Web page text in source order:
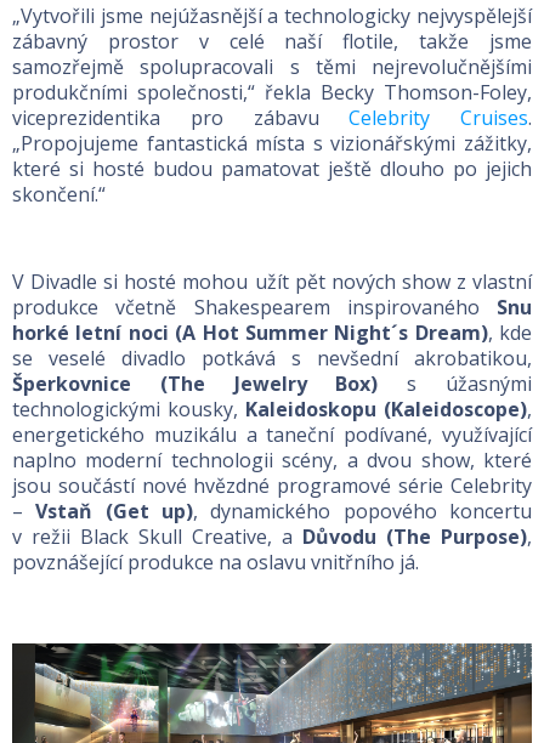
„Vytvořili jsme nejúžasnější a technologicky nejvyspělejší
zábavný prostor v celé naší flotile, takže jsme
samozřejmě spolupracovali s těmi nejrevolučnějšími
produkčními společnosti,“ řekla Becky Thomson-Foley,
viceprezidentika pro zábavuCelebrity Cruises.
„Propojujeme fantastická místa s vizionářskými zážitky,
které si hosté budou pamatovat ještě dlouho po jejich
skončení.“
V Divadle si hosté mohou užít pět nových show z vlastní
produkce včetně Shakespearem inspirovaného Snu
horké letní noci (A Hot Summer Night´s Dream), kde
se veselé divadlo potkává s nevšední akrobatikou,
Šperkovnice (The Jewelry Box)s úžasnými
technologickými kousky, Kaleidoskopu (Kaleidoscope),
energetického muzikálu a taneční podívané, využívající
naplno moderní technologii scény, a dvou show, které
jsou součástí nové hvězdné programové série Celebrity
–Vstaň (Get up), dynamického popového koncertu
v režii Black Skull Creative, a Důvodu (The Purpose),
povznášející produkce na oslavu vnitřního já.